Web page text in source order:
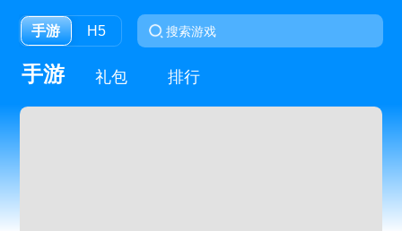
手游 H5
手游 礼包 排行